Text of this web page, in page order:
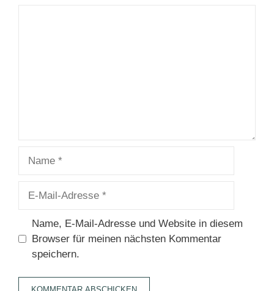
Adresse
Name, E-Mail-Adresse und Website in diesem
Browser für meinen nächsten Kommentar
speichern.